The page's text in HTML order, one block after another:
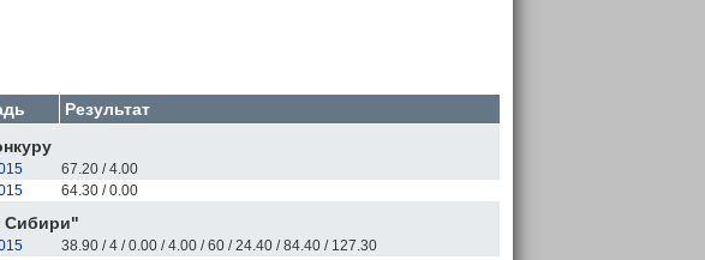
Результат
67.20 / 4.00
64.30 / 0.00
Сибири"
38.90 / 4 / 0.00 / 4.00 / 60 / 24.40 / 84.40 / 127.30